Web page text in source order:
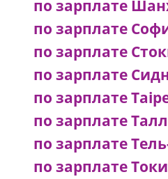
по зарплате
по зарплате
по зарплате
по зарплате
по зарплате
по зарплате
по зарплате
по зарплате